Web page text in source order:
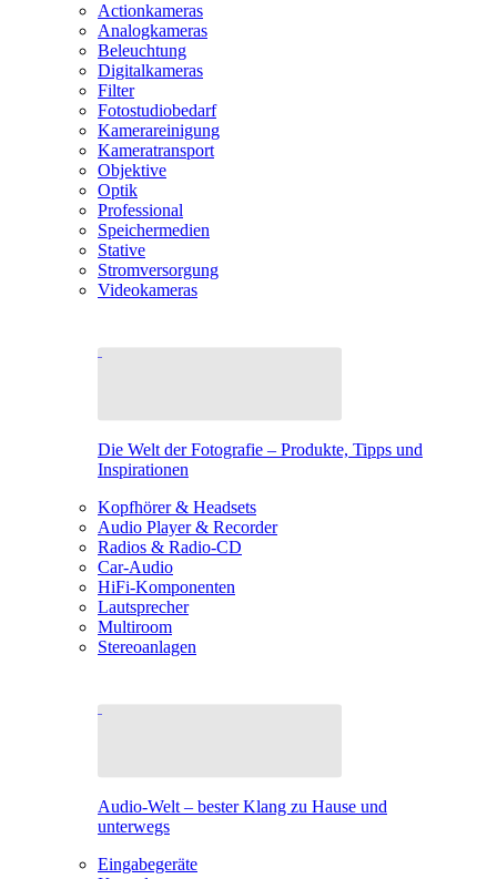
Actionkameras
Analogkameras
Beleuchtung
Digitalkameras
Filter
Fotostudiobedarf
Kamerareinigung
Kameratransport
Objektive
Optik
Professional
Speichermedien
Stative
Stromversorgung
Videokameras
Die Welt der Fotografie – Produkte, Tipps und
Inspirationen
Kopfhörer & Headsets
Audio Player & Recorder
Radios & Radio-CD
Car-Audio
HiFi-Komponenten
Lautsprecher
Multiroom
Stereoanlagen
Audio-Welt – bester Klang zu Hause und
unterwegs
Eingabegeräte